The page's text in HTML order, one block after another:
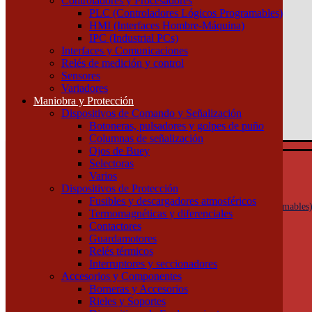
PLC (Controladores Lógicos Programables)
HMI (Interfaces Hombre-Máquina)
IPC (Industrial PCs)
Interfaces y Comunicaciones
Relés de medición y control
Sensores
Variadores
Maniobra y Protección
Dispositivos de Comando y Señalización
Botoneras, pulsadores y golpes de puño
Columnas de señalización
Ojos de Buey
Selectoras
Varios
Dispositivos de Protección
Fusibles y descargadores atmosféricos
Termomagnéticas y diferenciales
Contactores
Guardamotores
Relés térmicos
Interruptores y seccionadores
Accesorios y Componentes
Borneras y Accesorios
Rieles y Soportes
(011) 4253-9024
Atención por WhatsApp
11 3071 1515
0
$ 0,00
0
Tu pedido
Automatización y Control
Actuadores
Controladores y Procesadores
PLC (Controladores Lógicos
HMI (Interfaces Hombre-Máquina)
IPC (Industrial PCs)
Interfaces y Comunicaciones
Relés de medición y control
Sensores
Variadores
Maniobra y Protección
Dispositivos de Comando y Señalización